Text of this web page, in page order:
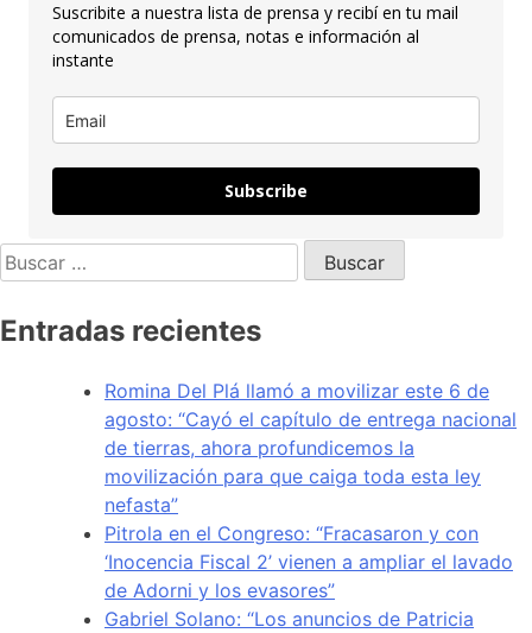
Suscribite a nuestra lista de prensa y recibí en tu mail
comunicados de prensa, notas e información al
instante
Subscribe
Entradas recientes
Romina Del Plá llamó a movilizar este 6 de
agosto: “Cayó el capítulo de entrega nacional
de tierras, ahora profundicemos la
movilización para que caiga toda esta ley
nefasta”
Pitrola en el Congreso: “Fracasaron y con
‘Inocencia Fiscal 2’ vienen a ampliar el lavado
de Adorni y los evasores”
Gabriel Solano: “Los anuncios de Patricia